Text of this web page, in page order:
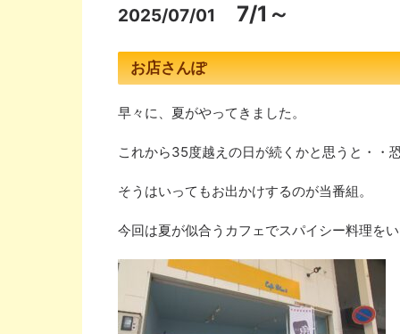
2025/07/01 7/1～
お店さんぽ
早々に、夏がやってきました。
これから35度越えの日が続くかと思うと・・
そうはいってもお出かけするのが当番組。
今回は夏が似合うカフェでスパイシー料理を